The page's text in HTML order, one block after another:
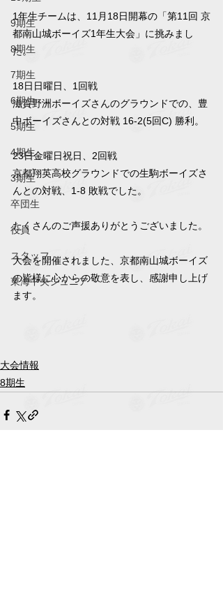
9期生
8期生
7期生
6期生
5期生
4期生
3期生
卒団生
役員
スタッフ
東海中央ジュニア
1年生チームは、11月18日開幕の「第11回 京
都南山城ボーイズ1年生大会」に挑みまし
た。
18日日曜日、1回戦
滋賀野洲ボーイズさんのグラウンドでの、豊
中ボーイズさんとの対戦 16-2(5回C) 勝利。
23日金曜日祝日、2回戦
京都翔英高校グラウンドでの生駒ボーイズさ
んとの対戦、1-8 敗戦でした。
たくさんのご声援ありがとうございました。
大会を開催されました、京都南山城ボーイズ
の皆様に心からの敬意を表し、感謝申し上げ
ます。
大会情報
8期生